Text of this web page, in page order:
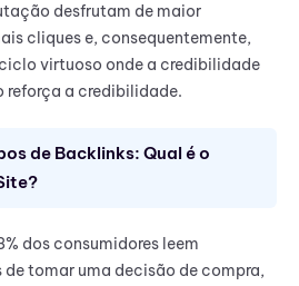
desfrutam de maior
cliques e, consequentemente,
virtuoso onde a credibilidade
reforça a credibilidade.
de Backlinks: Qual é o
dos consumidores leem
tomar uma decisão de compra,